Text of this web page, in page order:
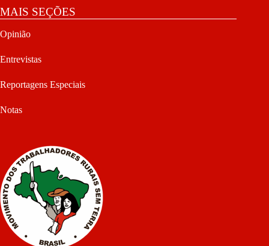
MAIS SEÇÕES
Opinião
Entrevistas
Reportagens Especiais
Notas